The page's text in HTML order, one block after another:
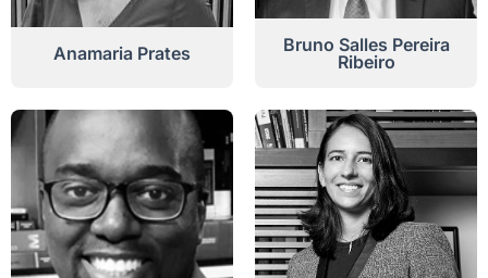
Anamaria Prates
Bruno Salles Pereira
Ribeiro